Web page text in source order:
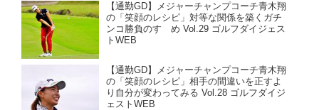
【通勤GD】メジャーチャンプコーチ青木翔
の「笑顔のレシピ」対等な関係を築くガチ
ンコ勝負のすゝめ Vol.29 ゴルフダイジェス
トWEB
【通勤GD】メジャーチャンプコーチ青木翔
の「笑顔のレシピ」相手の間違いを正すよ
り自分が変わってみる Vol.28 ゴルフダイジ
ェストWEB